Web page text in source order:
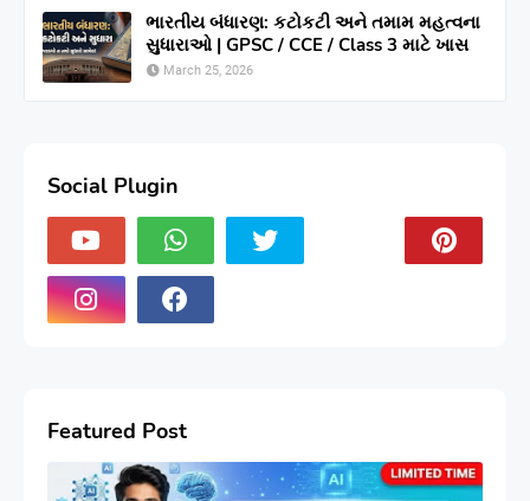
ભારતીય બંધારણ: કટોકટી અને તમામ મહત્વના
સુધારાઓ | GPSC / CCE / Class 3 માટે ખાસ
March 25, 2026
Social Plugin
Featured Post